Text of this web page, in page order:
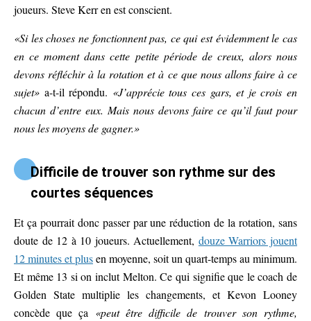
joueurs. Steve Kerr en est conscient.
«Si les choses ne fonctionnent pas, ce qui est évidemment le cas
en ce moment dans cette petite période de creux, alors nous
devons réfléchir à la rotation et à ce que nous allons faire à ce
sujet» a-t-il répondu. «J’apprécie tous ces gars, et je crois en
chacun d’entre eux. Mais nous devons faire ce qu’il faut pour
nous les moyens de gagner.»
Difficile de trouver son rythme sur des
courtes séquences
Et ça pourrait donc passer par une réduction de la rotation, sans
doute de 12 à 10 joueurs. Actuellement, douze Warriors jouent
12 minutes et plusen moyenne, soit un quart-temps au minimum.
Et même 13 si on inclut Melton. Ce qui signifie que le coach de
Golden State multiplie les changements, et Kevon Looney
concède que ça «peut être difficile de trouver son rythme,